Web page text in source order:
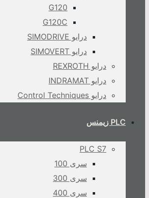
G120
G120C
درایو SIMODRIVE
درایو SIMOVERT
درایو REXROTH
درایو INDRAMAT
درایو Control Techniques
PLC زیمنس
PLC S7
سری 100
سری 300
سری 400